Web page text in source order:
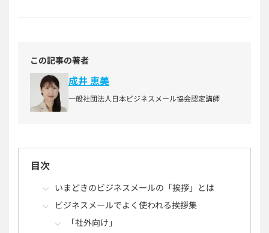
この記事の著者
成井 恵美
一般社団法人日本ビジネスメール協会認定講師
目次
いまどきのビジネスメールの「挨拶」とは
ビジネスメールでよく使われる挨拶集
「社外向け」